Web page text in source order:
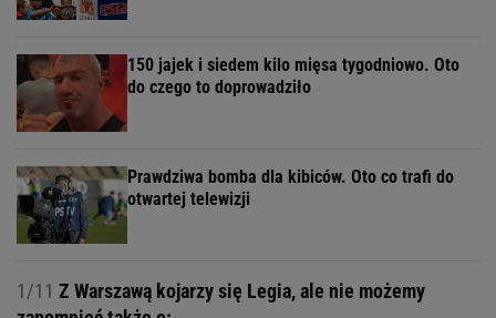
150 jajek i siedem kilo mięsa tygodniowo. Oto
do czego to doprowadziło
Prawdziwa bomba dla kibiców. Oto co trafi do
otwartej telewizji
1/11 Z Warszawą kojarzy się Legia, ale nie możemy